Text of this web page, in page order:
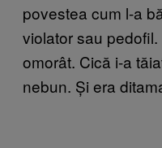
povestea cum l-a
violator sau
omorât. Cică i-a
nebun. Și era